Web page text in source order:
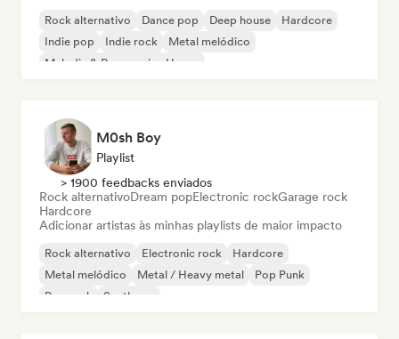
Rock alternativo Dance pop Deep house
Hardcore
Indie pop
Indie rock
Metal melódico
Melodic & Progressive House
M0sh Boy
Playlist
> 1900 feedbacks enviados
Rock alternativoDream popElectronic rockGarage rock
Hardcore
Adicionar artistas às minhas playlists de maior impacto
Rock alternativo Electronic rock
Hardcore
Metal melódico
Metal / Heavy metal
Pop Punk
Pop rock
Synthpop